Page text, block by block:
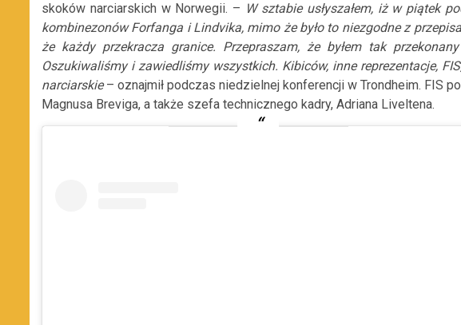
skoków narciarskich w Norwegii. – W sztabie usłyszałem, iż w piątek
kombinezonów Forfanga i Lindvika, mimo że było to niezgodne z
że każdy przekracza granice. Przepraszam, że byłem tak
Oszukiwaliśmy i zawiedliśmy wszystkich. Kibiców, inne reprezentacje,
narciarskie– oznajmił podczas niedzielnej konferencji w Trondheim. FIS
Magnusa Breviga, a także szefa technicznego kadry, Adriana Liveltena.